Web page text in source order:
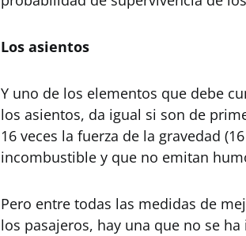
Los asientos
Y uno de los elementos que debe
los asientos, da igual si son de
16 veces la fuerza de la gravedad
incombustible y que no emitan
Pero entre todas las medidas de
los pasajeros, hay una que no se